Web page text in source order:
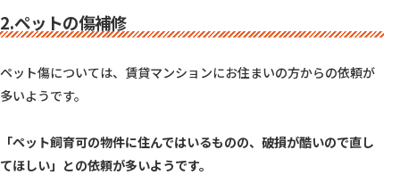
2.ペットの傷補修
ペット傷については、賃貸マンションにお住まいの方からの依頼が
多いようです。
「ペット飼育可の物件に住んではいるものの、破損が酷いので直し
てほしい」との依頼が多いようです。